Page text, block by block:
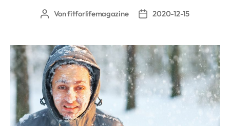
Beitragsautor
Vonfitforlifemagazine Beitragsdatum
2020-12-15